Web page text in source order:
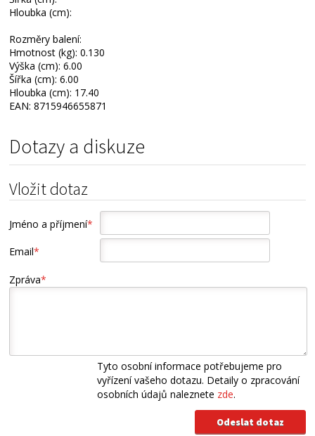
Hloubka (cm):
Rozměry balení:
Hmotnost (kg): 0.130
Výška (cm): 6.00
Šířka (cm): 6.00
Hloubka (cm): 17.40
EAN: 8715946655871
Dotazy a diskuze
Vložit dotaz
Jméno a příjmení*
Email*
Zpráva*
Tyto osobní informace potřebujeme pro
vyřízení vašeho dotazu. Detaily o zpracování
osobních údajů naleznete zde.